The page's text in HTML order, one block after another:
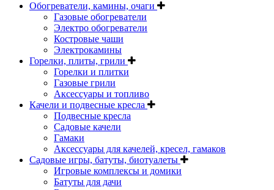
Обогреватели, камины, очаги
Газовые обогреватели
Электро обогреватели
Костровые чаши
Электрокамины
Горелки, плиты, грили
Горелки и плитки
Газовые грили
Аксессуары и топливо
Качели и подвесные кресла
Подвесные кресла
Садовые качели
Гамаки
Аксессуары для качелей, кресел, гамаков
Садовые игры, батуты, биотуалеты
Игровые комплексы и домики
Батуты для дачи